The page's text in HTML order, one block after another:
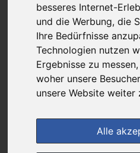
besseres Internet-
und die Werbung, die
Ihre Bedürfnisse
Technologien nutzen
Ergebnisse zu
woher unsere
unsere Website weiter
Alle
Kein
Das gewünschte Produkt ist
(0) Jetzt